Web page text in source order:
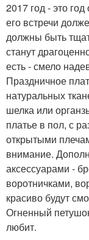
2017 год - это
его встречи
должны быть
станут
есть - смело
Праздничное
натуральных
шелка или
платье в пол, с
открытыми
внимание.
аксессуарами -
воротничками,
красиво будут
Огненный
любит.